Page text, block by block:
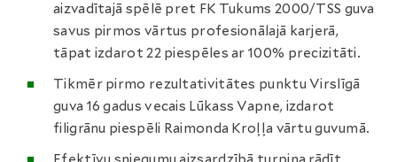
aizvadītajā spēlē pret FK Tukums 2000/TSS guva
savus pirmos vārtus profesionālajā karjerā,
tāpat izdarot 22 piespēles ar 100% precizitāti.
Tikmēr pirmo rezultativitātes punktu Virslīgā
guva 16 gadus vecais Lūkass Vapne, izdarot
filigrānu piespēli Raimonda Kroļļa vārtu guvumā.